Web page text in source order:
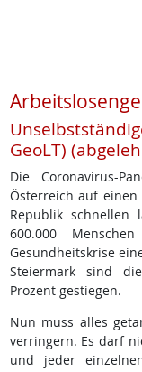
GeoLT)
Die Coronavirus-
Österreich auf
Republik
600.000
Gesundheitskrise
Steiermark sind
Prozent gestiegen.
Nun muss alles
verringern. Es darf
und jeder